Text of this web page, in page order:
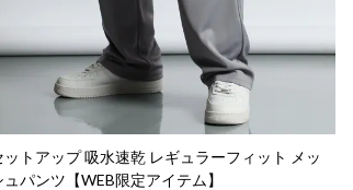
ットアップ 吸水速乾 レギュラーフィット メッ
ュパンツ【WEB限定アイテム】